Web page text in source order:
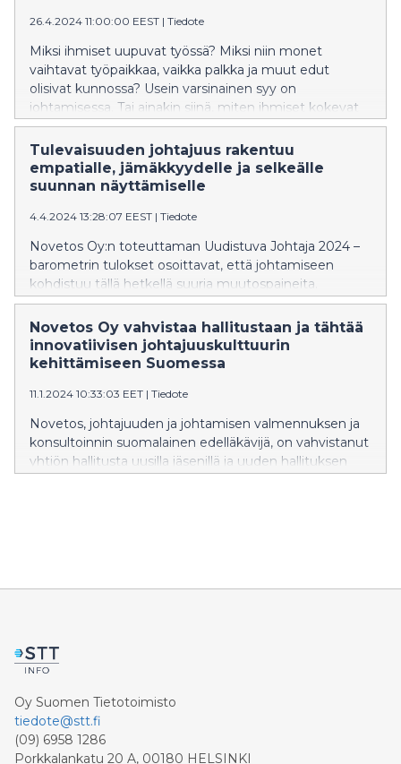
osaamistaan ja kokemaan onnistumisia. Työnantajien
näkökulmasta tämä on merkittävä asia, sillä työn imu
tuottaa parempia tuloksia ja vähentää vaihtuvuutta."
26.4.2024 11:00:00 EEST | Tiedote
Miksi ihmiset uupuvat työssä? Miksi niin monet
vaihtavat työpaikkaa, vaikka palkka ja muut edut
olisivat kunnossa? Usein varsinainen syy on
johtamisessa. Tai ainakin siinä, miten ihmiset kokevat
johtamisen. Tapio Aaltosen ja Pauli Juutin uutuusteos
"Minä alainen, sinä pomo – suomalaisten kokemuksia
johtajista" on puheenvuoro ajankohtaisesta teemasta.
Sen taustalla on 82 kertomusta, joissa ihmiset kertovat
Tulevaisuuden johtajuus rakentuu
empatialle, jämäkkyydelle ja selkeälle
suunnan näyttämiselle
4.4.2024 13:28:07 EEST | Tiedote
Novetos Oy:n toteuttaman Uudistuva Johtaja 2024 –
barometrin tulokset osoittavat, että johtamiseen
kohdistuu tällä hetkellä suuria muutospaineita.
“Empatia- ja vuorovaikutustaitojen lisäksi ovat
nousseet odotukset selkeästä suunnan näyttämisestä.
Organisaatioissa ollaan erittäin tietoisia siitä, että hyvä
johtaminen tukee yrityksen kilpailukykyä nyt ja
panostaa”, totesi Novetos Oy:n toimitusjohtaja Outi
Tenhola tulosten julkistustilaisuudessa.
Novetos Oy vahvistaa hallitustaan ja tähtää
innovatiivisen johtajuuskulttuurin
kehittämiseen Suomessa
11.1.2024 10:33:03 EET | Tiedote
Novetos, johtajuuden ja johtamisen valmennuksen ja
konsultoinnin suomalainen edelläkävijä, on vahvistanut
yhtiön hallitusta uusilla jäsenillä ja uuden hallituksen
johtajuuskulttuurin kehittämiseen Suomessa.
Oy Suomen Tietotoimisto
tiedote@stt.fi
(09) 6958 1286
Porkkalankatu 20 A, 00180 HELSINKI